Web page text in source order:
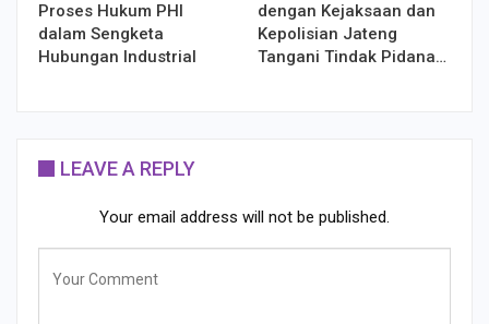
Proses Hukum PHI
dalam Sengketa
Hubungan Industrial
dengan Kejaksaan dan
Kepolisian Jateng
Tangani Tindak Pidana…
LEAVE A REPLY
Your email address will not be published.